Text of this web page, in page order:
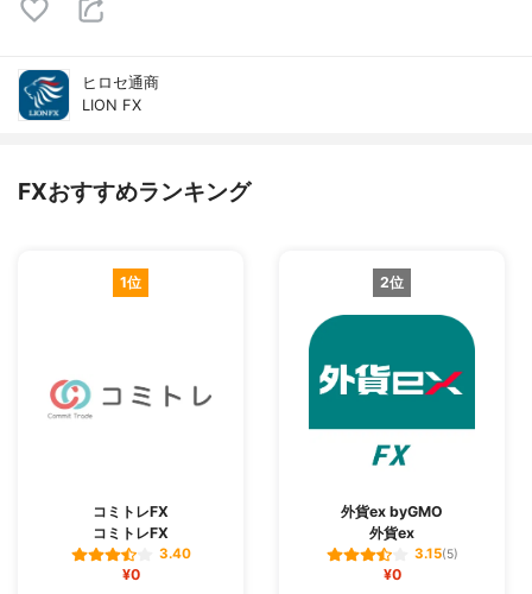
ヒロセ通商
LION FX
FXおすすめランキング
1位
コミトレFX
コミトレFX
3.40
¥0
2位
外貨ex byGMO
外貨ex
3.15(5)
¥0